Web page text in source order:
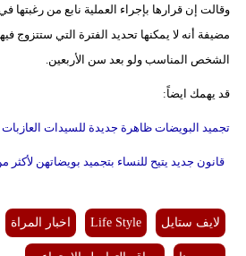
وقالت إن قرارها بإجراء العملية نابع من رغبتها
مضيفة أنه لا يمكنها تحديد الفترة التي ستتزوج
الشخص المناسب ولو بعد سن الأربعين.
قد يهمك ايضاً:
تجميد البويضات ظاهرة جديدة للسيدات العازبات
قانون جديد يتيح للنساء بتجميد بويضاتهن لأكثر من 10
لايف ستايل Life Style اخبار المراة